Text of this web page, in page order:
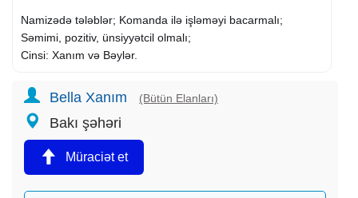
Namizədə tələblər; Komanda ilə işləməyi bacarmalı;
Səmimi, pozitiv, ünsiyyətcil olmalı;
Cinsi: Xanım və Bəylər.
Qeyd:İş praktiki öyrədilir.Təcrübə vacib deyil.
İş qrafiki:Həftədə 5 gün saat (10:00-17:00).
Bakı şəh.Nəsimi ray.
Maraqlananlar qeyd olunan nömrə ilə əlaqə saxlaya və ya
CV-nizi göndərə bilərsiz.
Bella Xanım (Bütün Elanları)
Bakı şəhəri
Müraciət et